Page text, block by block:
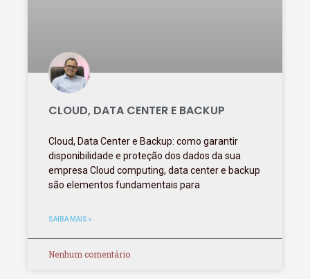
CLOUD, DATA CENTER E BACKUP
Cloud, Data Center e Backup: como garantir
disponibilidade e proteção dos dados da sua
empresa Cloud computing, data center e backup
são elementos fundamentais para
SAIBA MAIS »
Nenhum comentário